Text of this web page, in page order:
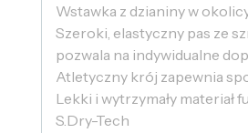
Wstawka z dzianiny w
Szeroki, elastyczny pas ze
pozwala na indywidualne
Atletyczny krój zapewnia
Lekki i wytrzymały materiał
S.Dry-Tech